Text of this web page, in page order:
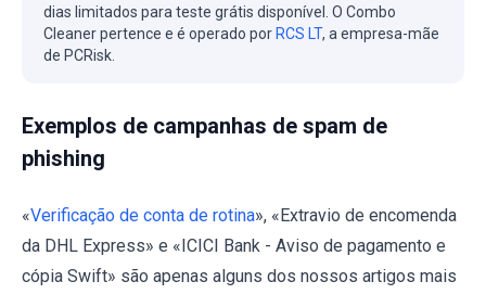
dias limitados para teste grátis disponível. O Combo
Cleaner pertence e é operado por RCS LT, a empresa-mãe
de PCRisk.
Exemplos de campanhas de spam de
phishing
«Verificação de conta de rotina», «Extravio de encomenda
da DHL Express» e «ICICI Bank - Aviso de pagamento e
cópia Swift» são apenas alguns dos nossos artigos mais